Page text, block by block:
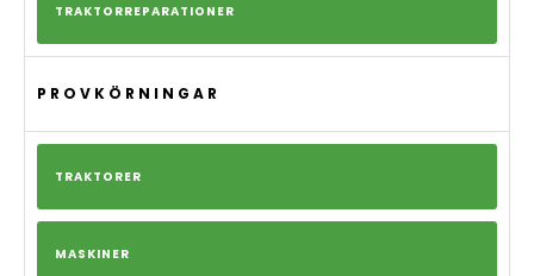
TRAKTORREPARATIONER
PROVKÖRNINGAR
TRAKTORER
MASKINER